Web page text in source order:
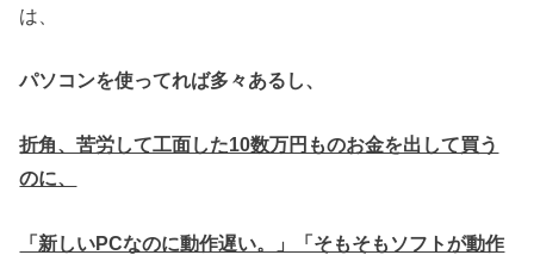
は、
パソコンを使ってれば多々あるし、
折角、苦労して工面した10数万円ものお金を出して買う
のに、
「新しいPCなのに動作遅い。」「そもそもソフトが動作